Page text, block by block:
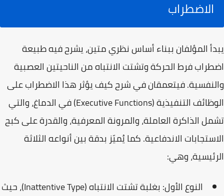
الاضطراب
يبدأ المؤلفان ببناء أساس نظري متين، يشرح فيه طبيعة
اضطراب فرط الحركة وتشتت الانتباه من الناحيتين العصبية
والنفسية. فيتعمقان في شرح كيف يؤثر هذا الاضطراب على
الوظائف التنفيذية (Executive Functions)
في الدماغ، والتي
تشمل الذاكرة العاملة، والمرونة المعرفية، والقدرة على كبح
الاستجابات الاندفاعية. كما يُميّز بدقة بين أنواعه الثلاثة
الرئيسية، وهي:
النوع الأول:
بغلبة تشتت الانتباه (Inattentive Type)، حيث